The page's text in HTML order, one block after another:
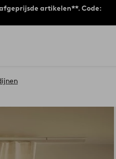
artikelen**. Code: